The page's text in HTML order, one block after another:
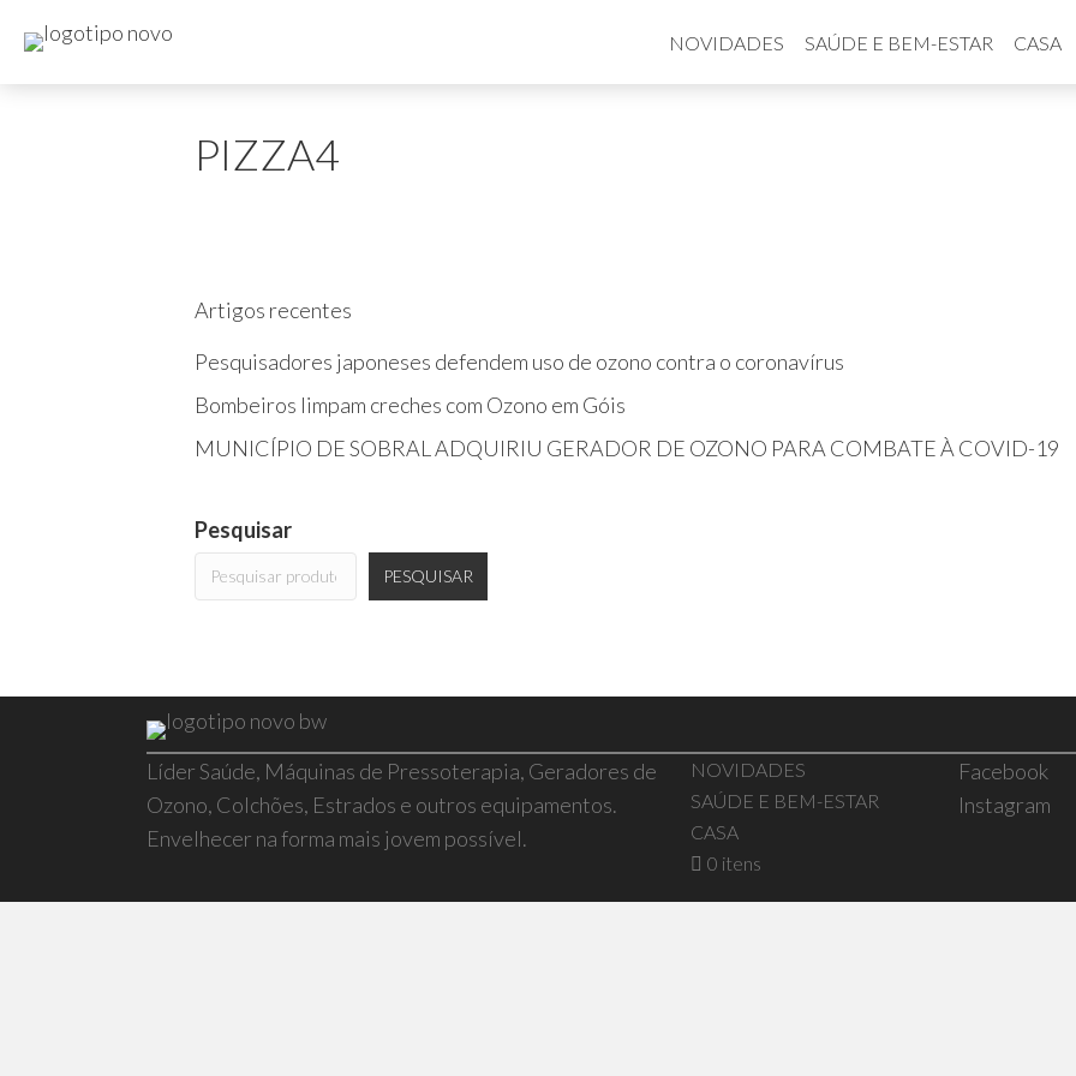
NOVIDADES SAÚDE E BEM-ESTAR CASA
PIZZA4
Artigos recentes
Pesquisadores japoneses defendem uso de ozono contra o coronavírus
Bombeiros limpam creches com Ozono em Góis
MUNICÍPIO DE SOBRAL ADQUIRIU GERADOR DE OZONO PARA COMBATE À COVID-19
Pesquisar
PESQUISAR
Líder Saúde, Máquinas de Pressoterapia, Geradores de
Ozono, Colchões, Estrados e outros equipamentos.
Envelhecer na forma mais jovem possível.
NOVIDADES
SAÚDE E BEM-ESTAR
CASA
0 itens
Facebook
Instagram